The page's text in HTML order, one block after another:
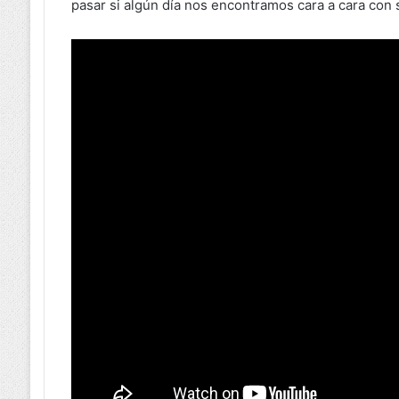
pasar si algún día nos encontramos cara a cara